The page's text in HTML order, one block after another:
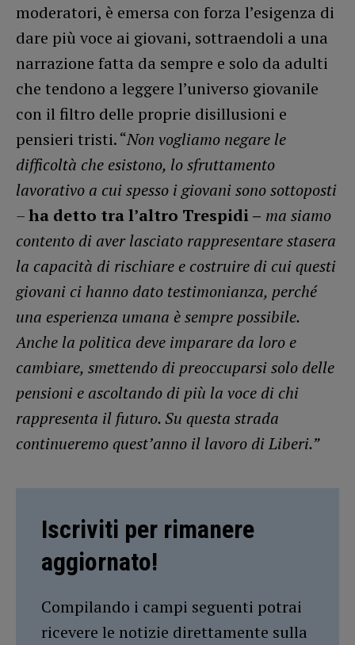
moderatori, è emersa con forza l’esigenza di
dare più voce ai giovani, sottraendoli a una
narrazione fatta da sempre e solo da adulti
che tendono a leggere l’universo giovanile
con il filtro delle proprie disillusioni e
pensieri tristi. “Non vogliamo negare le
difficoltà che esistono, lo sfruttamento
lavorativo a cui spesso i giovani sono sottoposti
–ha detto tra l’altro Trespidi – ma siamo
contento di aver lasciato rappresentare stasera
la capacità di rischiare e costruire di cui questi
giovani ci hanno dato testimonianza, perché
una esperienza umana è sempre possibile.
Anche la politica deve imparare da loro e
cambiare, smettendo di preoccuparsi solo delle
pensioni e ascoltando di più la voce di chi
rappresenta il futuro. Su questa strada
continueremo quest’anno il lavoro di Liberi.”
Iscriviti per rimanere
aggiornato!
Compilando i campi seguenti potrai
ricevere le notizie direttamente sulla